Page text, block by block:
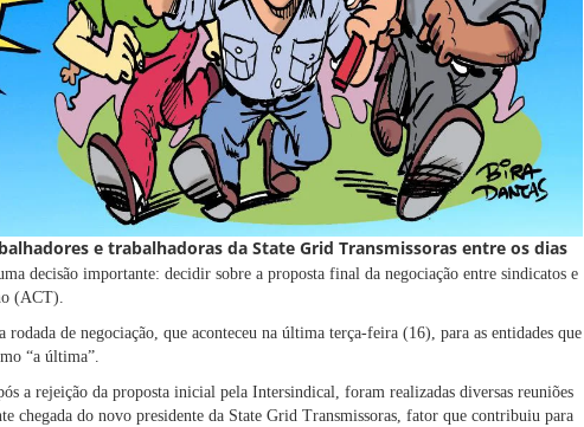
e trabalhadoras da State Grid Transmissoras entre os dias
decisão importante: decidir sobre a proposta final da negociação entre sindicatos e
(ACT).
rodada de negociação, que aconteceu na última terça-feira (16), para as entidades que
“a última”.
a rejeição da proposta inicial pela Intersindical, foram realizadas diversas reuniões
chegada do novo presidente da State Grid Transmissoras, fator que contribuiu para